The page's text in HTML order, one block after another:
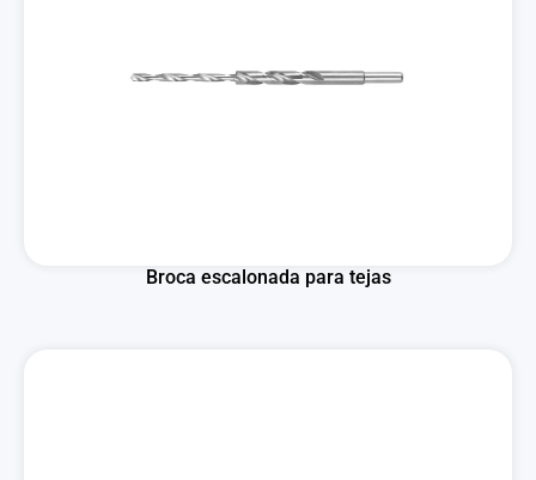
Broca escalonada para tejas